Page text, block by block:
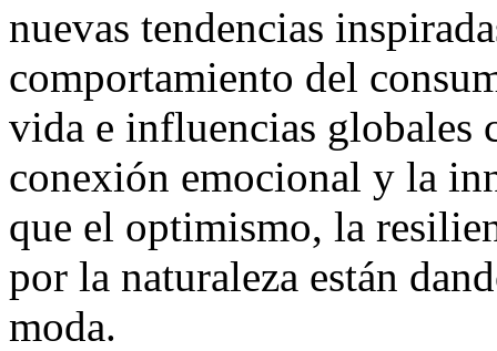
nuevas tendencias
comportamiento del
vida e influencias globales
conexión emocional y la
que el optimismo, la
por la naturaleza están
moda.